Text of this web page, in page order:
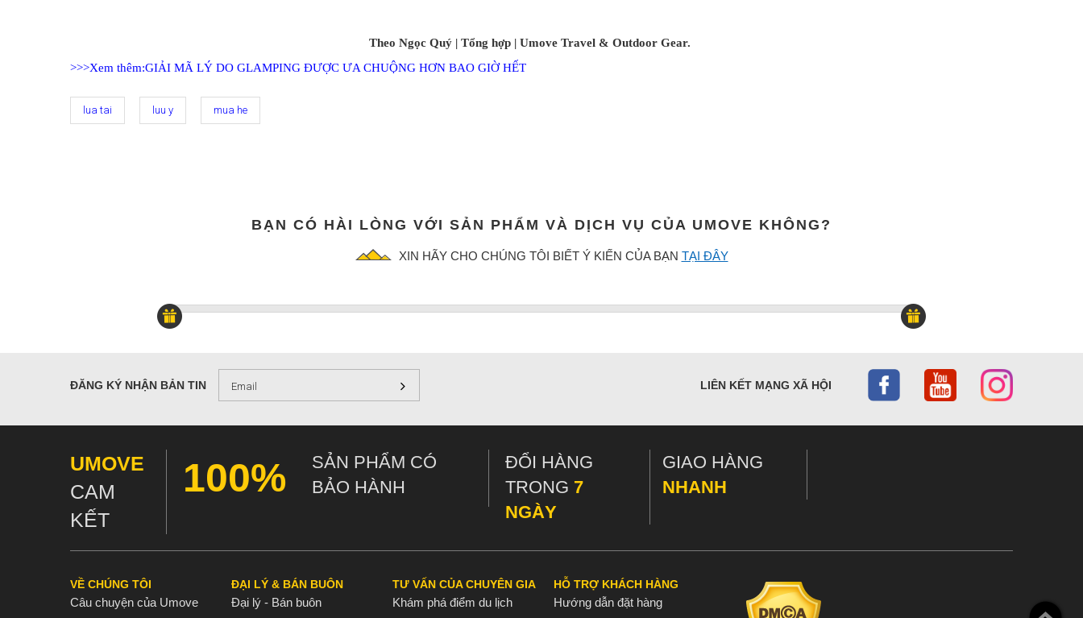
Theo Ngọc Quý | Tổng hợp | Umove Travel & Outdoor Gear.
>>>Xem thêm:GIẢI MÃ LÝ DO GLAMPING ĐƯỢC ƯA CHUỘNG HƠN BAO GIỜ HẾT
lua tai luu y mua he
BẠN CÓ HÀI LÒNG VỚI SẢN PHẨM VÀ DỊCH VỤ CỦA UMOVE KHÔNG?
XIN HÃY CHO CHÚNG TÔI BIẾT Ý KIẾN CỦA BẠN TẠI ĐÂY
ĐĂNG KÝ NHẬN BẢN TIN LIÊN KẾT MẠNG XÃ HỘI
UMOVE
CAM
KẾT
100%
SẢN PHẨM CÓ
BẢO HÀNH
ĐỔI HÀNG
TRONG 7
NGÀY
GIAO HÀNG
NHANH
VỀ CHÚNG TÔI
Câu chuyện của Umove
ĐẠI LÝ & BÁN BUÔN
Đại lý - Bán buôn
TƯ VẤN CỦA CHUYÊN GIA
Khám phá điểm du lịch
HỖ TRỢ KHÁCH HÀNG
Hướng dẫn đặt hàng